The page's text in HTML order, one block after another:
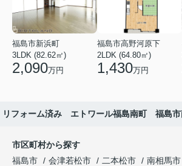
福島市新浜町
3LDK (82.62㎡)
2,090万円
福島市高野河原下
2LDK (64.80㎡)
1,430万円
リフォーム済み エトワール福島南町 福島
市区町村から探す
福島市
会津若松市 二本松市 南相馬市